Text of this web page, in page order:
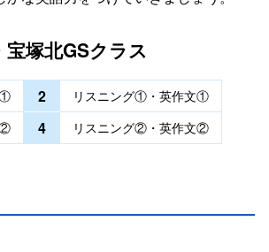
宝塚北GSクラス
① 2 リスニング①・英作文①
② 4 リスニング②・英作文②